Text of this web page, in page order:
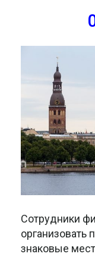
Сотрудники
организовать
знаковые